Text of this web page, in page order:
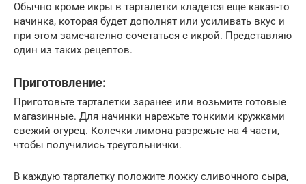
Обычно кроме икры в тарталетки кладется еще какая-то
начинка, которая будет дополнят или усиливать вкус и
при этом замечателно сочетаться с икрой. Представляю
один из таких рецептов.
Приготовление:
Приготовьте тарталетки заранее или возьмите готовые
магазинные. Для начинки нарежьте тонкими кружками
свежий огурец. Колечки лимона разрежьте на 4 части,
чтобы получились треугольнички.
В каждую тарталетку положите ложку сливочного сыра,